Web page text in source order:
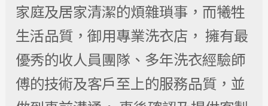
家庭及居家清潔的煩雜瑣事，而犧牲
生活品質，御用專業洗衣店， 擁有最
優秀的收人員團隊、多年洗衣經驗師
傅的技術及客戶至上的服務品質，並